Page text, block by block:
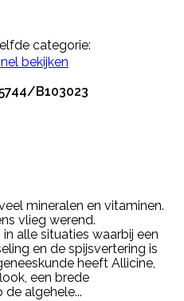
categorie:
bekijken
B103023
mineralen en vitaminen.
vlieg werend.
alle situaties waarbij een
en de spijsvertering is
heeft Allicine,
een brede
algehele...